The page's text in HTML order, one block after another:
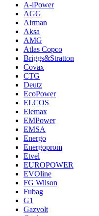
A-iPower
AGG
Airman
Aksa
AMG
Atlas Copco
Briggs&Stratton
Covax
CTG
Deutz
EcoPower
ELCOS
Elemax
EMPower
EMSA
Energo
Energoprom
Etvel
EUROPOWER
EVOline
FG Wilson
Fubag
G1
Gazvolt